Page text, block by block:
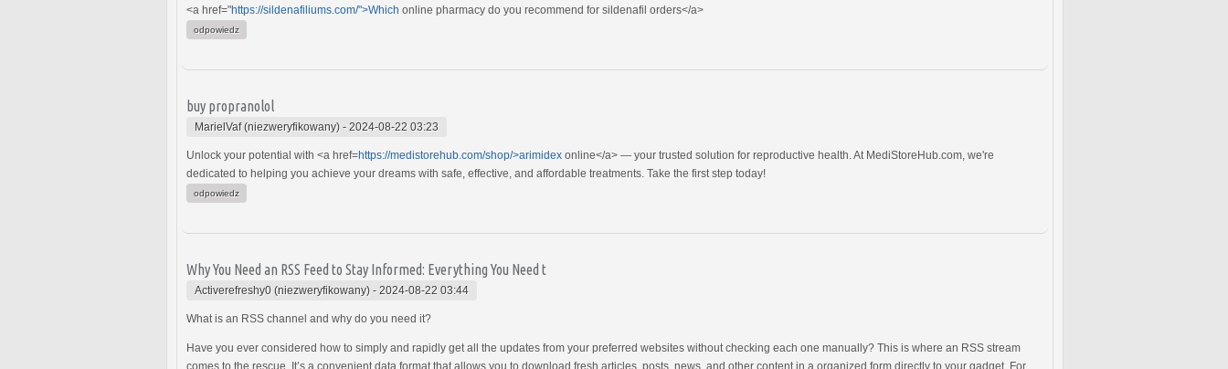
<a href="https://sildenafiliums.com/">Which online pharmacy do you recommend for sildenafil orders</a>
odpowiedz
buy propranolol
MarielVaf (niezweryfikowany) - 2024-08-22 03:23
Unlock your potential with <a href=https://medistorehub.com/shop/>arimidex online</a> — your trusted solution for reproductive health. At MediStoreHub.com, we're
dedicated to helping you achieve your dreams with safe, effective, and affordable treatments. Take the first step today!
odpowiedz
Why You Need an RSS Feed to Stay Informed: Everything You Need t
Activerefreshy0 (niezweryfikowany) - 2024-08-22 03:44
What is an RSS channel and why do you need it?
Have you ever considered how to simply and rapidly get all the updates from your preferred websites without checking each one manually? This is where an RSS stream
comes to the rescue. It’s a convenient data format that allows you to download fresh articles, posts, news, and other content in a organized form directly to your gadget. For